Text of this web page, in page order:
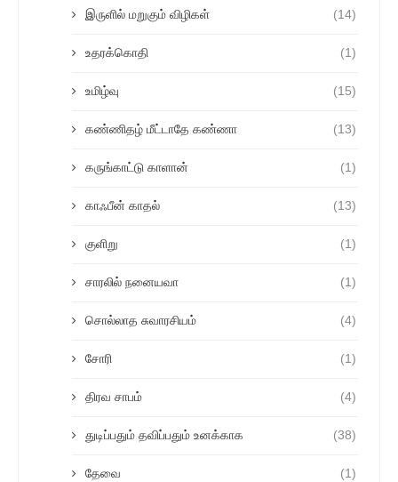
இருளில் மறுகும் விழிகள் (14)
உதரக்கொதி (1)
உமிழ்வு (15)
கண்ணிதழ் மீட்டாதே கண்ணா (13)
கருங்காட்டு காளான் (1)
காஃபீன் காதல் (13)
குளிறு (1)
சாரலில் நனையவா (1)
சொல்லாத சுவாரசியம் (4)
சோரி (1)
திரவ சாபம் (4)
துடிப்பதும் தவிப்பதும் உனக்காக (38)
தேவை (1)